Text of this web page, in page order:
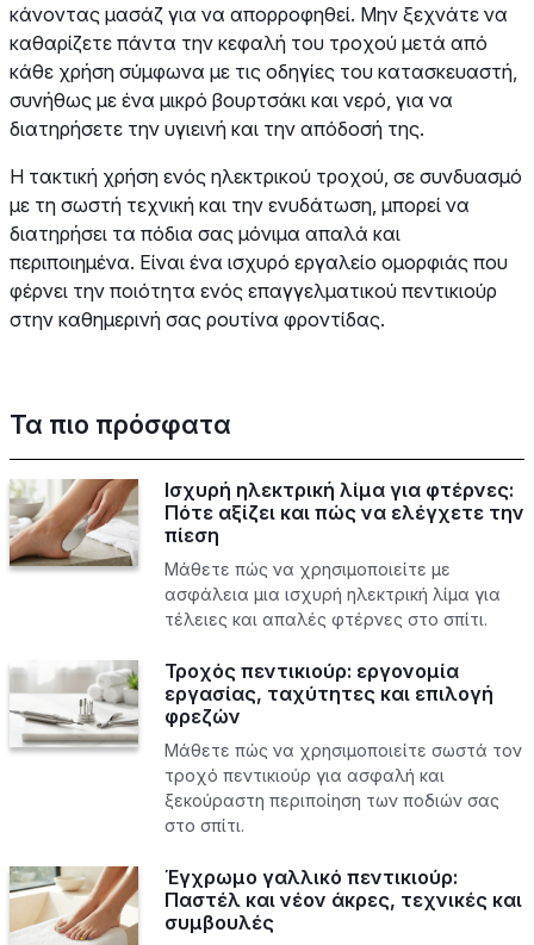
κάνοντας μασάζ για να απορροφηθεί. Μην ξεχνάτε να
καθαρίζετε πάντα την κεφαλή του τροχού μετά από
κάθε χρήση σύμφωνα με τις οδηγίες του κατασκευαστή,
συνήθως με ένα μικρό βουρτσάκι και νερό, για να
διατηρήσετε την υγιεινή και την απόδοσή της.
Η τακτική χρήση ενός ηλεκτρικού τροχού, σε συνδυασμό
με τη σωστή τεχνική και την ενυδάτωση, μπορεί να
διατηρήσει τα πόδια σας μόνιμα απαλά και
περιποιημένα. Είναι ένα ισχυρό εργαλείο ομορφιάς που
φέρνει την ποιότητα ενός επαγγελματικού πεντικιούρ
στην καθημερινή σας ρουτίνα φροντίδας.
Τα πιο πρόσφατα
Ισχυρή ηλεκτρική λίμα για φτέρνες:
Πότε αξίζει και πώς να ελέγχετε την
πίεση
Μάθετε πώς να χρησιμοποιείτε με
ασφάλεια μια ισχυρή ηλεκτρική λίμα για
τέλειες και απαλές φτέρνες στο σπίτι.
Τροχός πεντικιούρ: εργονομία
εργασίας, ταχύτητες και επιλογή
φρεζών
Μάθετε πώς να χρησιμοποιείτε σωστά τον
τροχό πεντικιούρ για ασφαλή και
ξεκούραστη περιποίηση των ποδιών σας
στο σπίτι.
Έγχρωμο γαλλικό πεντικιούρ:
Παστέλ και νέον άκρες, τεχνικές και
συμβουλές